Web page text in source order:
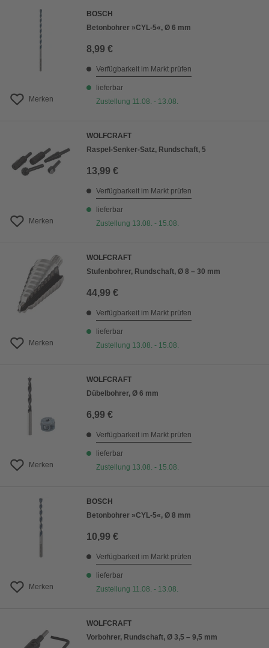
Merken
BOSCH
Betonbohrer »CYL-5«, Ø 6 mm
8,99 €
Verfügbarkeit im Markt prüfen
lieferbar
Zustellung 11.08. - 13.08.
Merken
WOLFCRAFT
Raspel-Senker-Satz, Rundschaft, 5
13,99 €
Verfügbarkeit im Markt prüfen
lieferbar
Zustellung 13.08. - 15.08.
Merken
WOLFCRAFT
Stufenbohrer, Rundschaft, Ø 8 – 30 mm
44,99 €
Verfügbarkeit im Markt prüfen
lieferbar
Zustellung 13.08. - 15.08.
Merken
WOLFCRAFT
Dübelbohrer, Ø 6 mm
6,99 €
Verfügbarkeit im Markt prüfen
lieferbar
Zustellung 13.08. - 15.08.
Merken
BOSCH
Betonbohrer »CYL-5«, Ø 8 mm
10,99 €
Verfügbarkeit im Markt prüfen
lieferbar
Zustellung 11.08. - 13.08.
WOLFCRAFT
Vorbohrer, Rundschaft, Ø 3,5 – 9,5 mm